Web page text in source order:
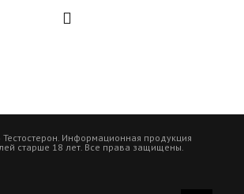
Информационная продукция
старше 18 лет. Все права защищены.